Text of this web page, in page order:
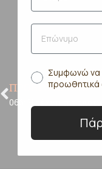
ΠΡΟΗΓΟΥΜΕΝΟ
066: Η τέχνη της
Συμφωνώ να